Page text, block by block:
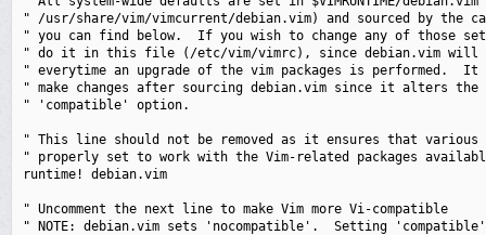
" /usr/share/vim/vimcurrent/debian.vim) and sourced by the
" you can find below.  If you wish to change any of those
" do it in this file (/etc/vim/vimrc), since debian.vim will
" everytime an upgrade of the vim packages is performed.  It
" make changes after sourcing debian.vim since it alters
" 'compatible' option.
" This line should not be removed as it ensures that various
" properly set to work with the Vim-related packages
runtime! debian.vim
" Uncomment the next line to make Vim more Vi-compatible
" NOTE: debian.vim sets 'nocompatible'.  Setting 'compatible'